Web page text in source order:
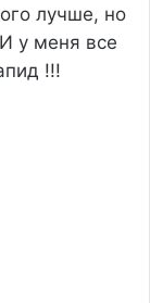
лучше, но
у меня все
!!!